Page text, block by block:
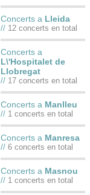
Concerts a Lleida
//12 concerts en total
Concerts a
L\'Hospitalet de
Llobregat
//17 concerts en total
Concerts a Manlleu
//1 concerts en total
Concerts a Manresa
//6 concerts en total
Concerts a Masnou
//1 concerts en total